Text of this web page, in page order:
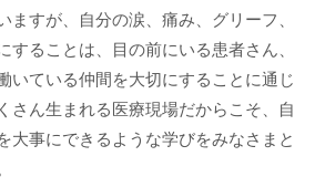
ますが、自分の涙、痛み、グリーフ、
することは、目の前にいる患者さん、
いている仲間を大切にすることに通じ
さん生まれる医療現場だからこそ、自
大事にできるような学びをみなさまと